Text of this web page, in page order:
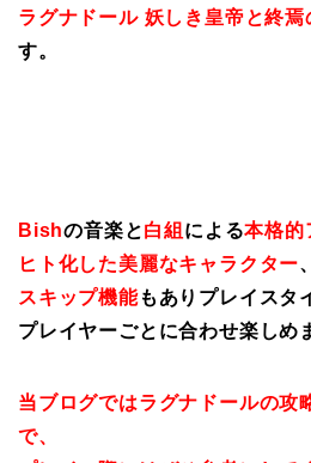
ラグナドール 妖しき皇帝と終焉
す。
Bishの音楽と白組 による本格的
ヒト化した美麗なキャラクター、
スキップ機能もありプレイスタ
プレイヤーごとに合わせ楽しめ
当ブログではラグナドールの攻
で、